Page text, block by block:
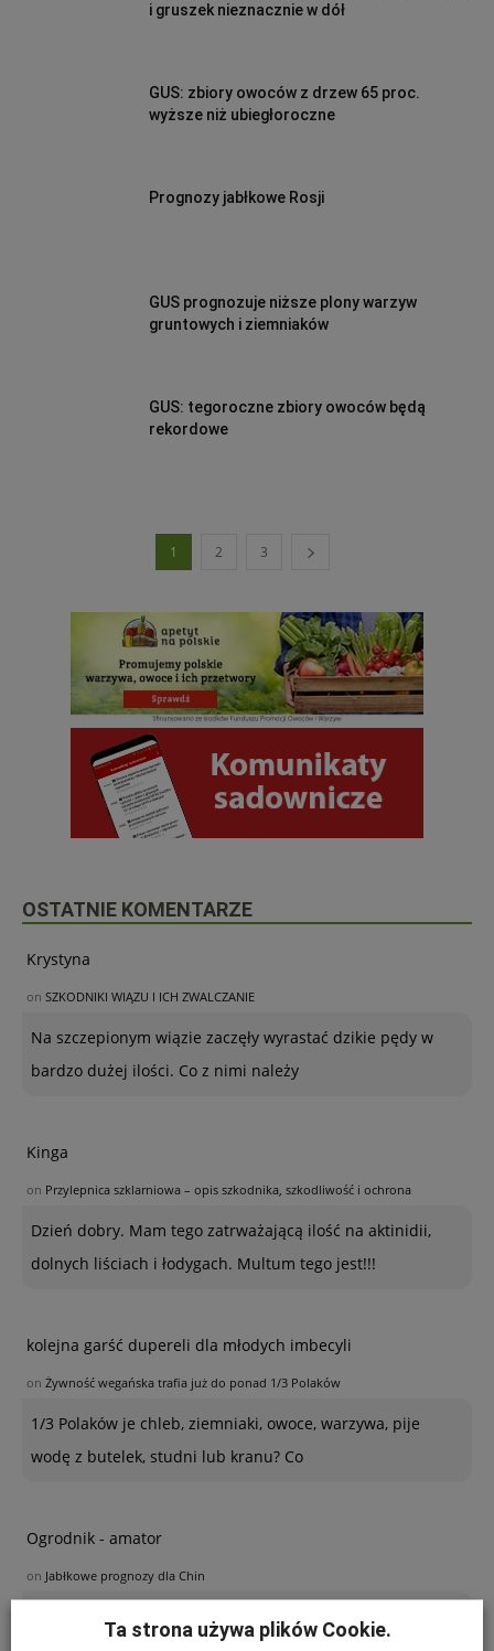
i gruszek nieznacznie w dół
GUS: zbiory owoców z drzew 65 proc.
wyższe niż ubiegłoroczne
Prognozy jabłkowe Rosji
GUS prognozuje niższe plony warzyw
gruntowych i ziemniaków
GUS: tegoroczne zbiory owoców będą
rekordowe
1 2 3
OSTATNIE KOMENTARZE
Krystyna
on SZKODNIKI WIĄZU I ICH ZWALCZANIE
Na szczepionym wiązie zaczęły wyrastać dzikie pędy w
bardzo dużej ilości. Co z nimi należy
Kinga
on Przylepnica szklarniowa – opis szkodnika, szkodliwość i ochrona
Dzień dobry. Mam tego zatrważającą ilość na aktinidii,
dolnych liściach i łodygach. Multum tego jest!!!
kolejna garść dupereli dla młodych imbecyli
on Żywność wegańska trafia już do ponad 1/3 Polaków
1/3 Polaków je chleb, ziemniaki, owoce, warzywa, pije
wodę z butelek, studni lub kranu? Co
Ogrodnik - amator
on Jabłkowe prognozy dla Chin
Poszukuję sposobu zabezpieczenia sznurków
Ta strona używa plików Cookie.